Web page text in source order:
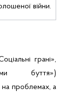
війни.
грані»,
буття»)
на проблемах, а